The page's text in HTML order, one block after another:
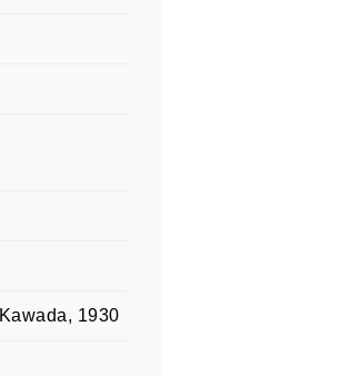
Kawada, 1930